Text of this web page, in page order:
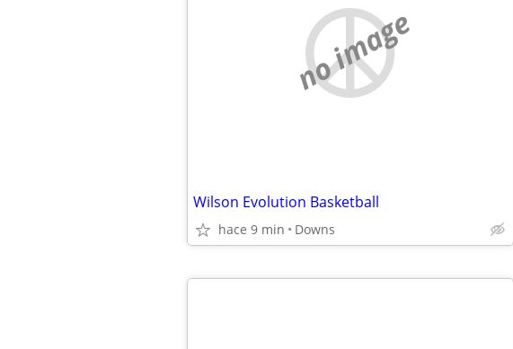
no image
Wilson Evolution Basketball
hace 9 min Downs